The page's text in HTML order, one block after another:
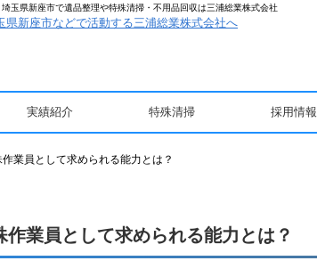
県新座市で遺品整理や特殊清掃・不用品回収は三浦総業株式会社
実績紹介 特殊清掃 採用情報
業員として求められる能力とは？
作業員として求められる能力とは？